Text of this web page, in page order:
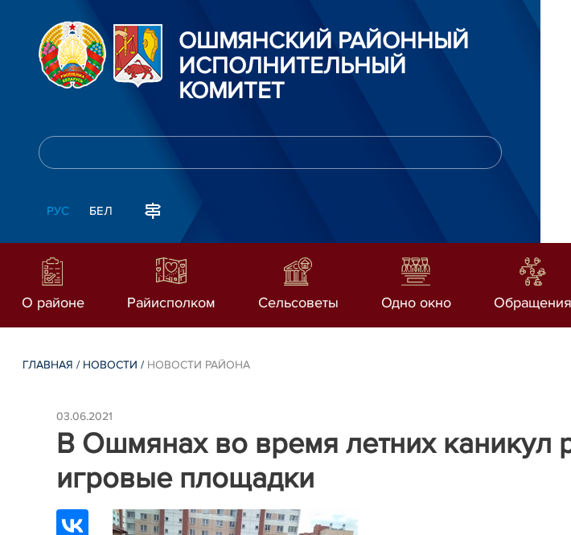
ОШМЯНСКИЙ РАЙОННЫЙ
ИСПОЛНИТЕЛЬНЫЙ
КОМИТЕТ
РУС БЕЛ
О районе Райисполком Сельсоветы Одно окно Обращения
ГЛАВНАЯ / НОВОСТИ / НОВОСТИ РАЙОНА
03.06.2021
В Ошмянах во время летних каникул
игровые площадки